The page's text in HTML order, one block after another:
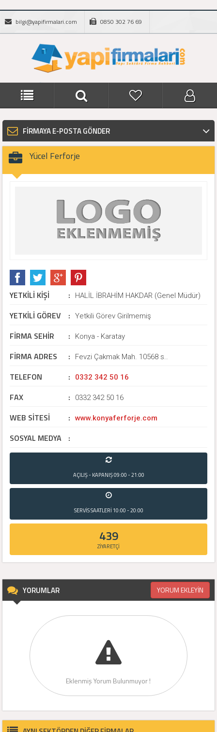
bilgi@yapifirmalari.com 0850 302 76 69
FİRMAYA E-POSTA GÖNDER
Yücel Ferforje
YETKİLİ KİŞİ : HALİL İBRAHİM HAKDAR (Genel Müdür)
YETKİLİ GÖREV : Yetkili Görev Girilmemiş
FİRMA SEHİR : Konya - Karatay
FİRMA ADRES : Fevzi Çakmak Mah. 10568 s..
TELEFON : 0332 342 50 16
FAX : 0332 342 50 16
WEB SİTESİ : www.konyaferforje.com
SOSYAL MEDYA :
AÇILIŞ - KAPANIŞ09:00 - 21:00
SERVİS SAATLERİ 10:00 - 20:00
439
ZİYARETÇİ
YORUMLAR YORUM EKLEYİN
Eklenmiş Yorum Bulunmuyor !